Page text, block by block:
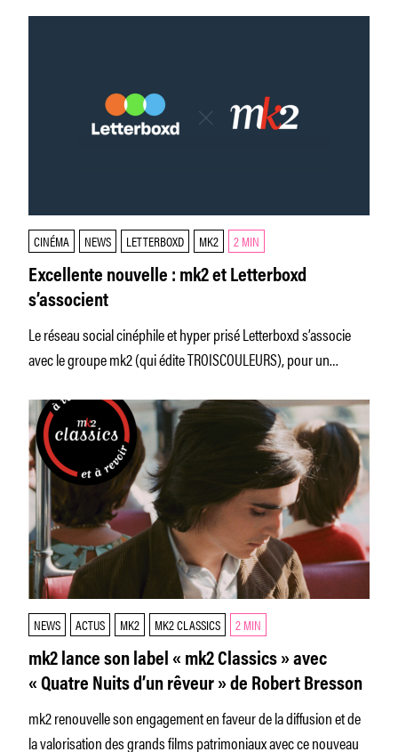
CINÉMA NEWS LETTERBOXD MK2 2 MIN
Excellente nouvelle : mk2 et Letterboxd
s’associent
Le réseau social cinéphile et hyper prisé Letterboxd s’associe
avec le groupe mk2 (qui édite TROISCOULEURS), pour un
NEWS ACTUS MK2 MK2 CLASSICS 2 MIN
mk2 lance son label « mk2 Classics » avec
« Quatre Nuits d’un rêveur » de Robert Bresson
mk2 renouvelle son engagement en faveur de la diffusion et de
la valorisation des grands films patrimoniaux avec ce nouveau